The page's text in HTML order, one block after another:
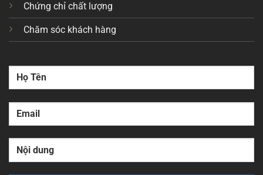
Chứng chỉ chất lượng
Chăm sóc khách hàng